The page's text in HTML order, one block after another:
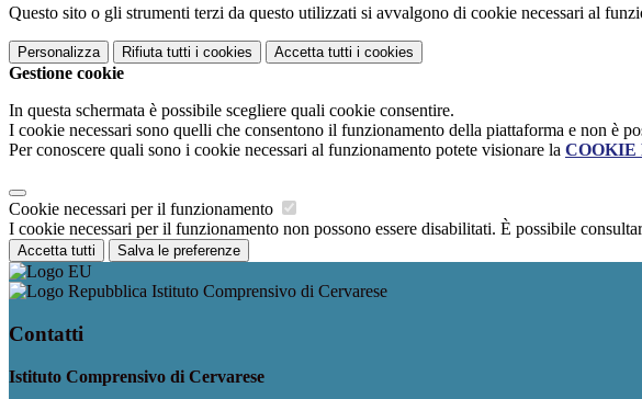
Questo sito o gli strumenti terzi da questo utilizzati si avvalgono di cookie necessari al
Personalizza Rifiuta tutti i cookies Accetta tutti i cookies
Gestione cookie
In questa schermata è possibile scegliere quali cookie consentire.
I cookie necessari sono quelli che consentono il funzionamento della piattaforma e non è
Per conoscere quali sono i cookie necessari al funzionamento potete visionare la COOKIE
Cookie necessari per il funzionamento
I cookie necessari per il funzionamento non possono essere disabilitati. È possibile
Accetta tutti Salva le preferenze
Istituto Comprensivo di Cervarese
Contatti
Istituto Comprensivo di Cervarese